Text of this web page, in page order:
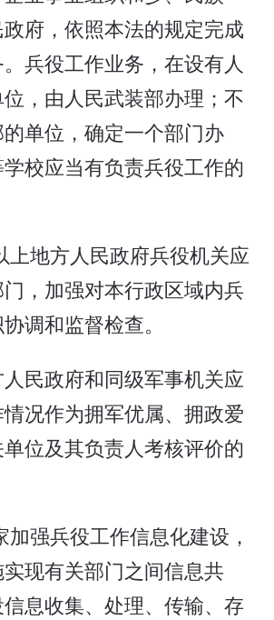
府，依照本法的规定完成
兵役工作业务，在设有人
，由人民武装部办理；不
单位，确定一个部门办
校应当有负责兵役工作的
上地方人民政府兵役机关应
，加强对本行政区域内兵
调和监督检查。
民政府和同级军事机关应
况作为拥军优属、拥政爱
位及其负责人考核评价的
强兵役工作信息化建设，
现有关部门之间信息共
息收集、处理、传输、存